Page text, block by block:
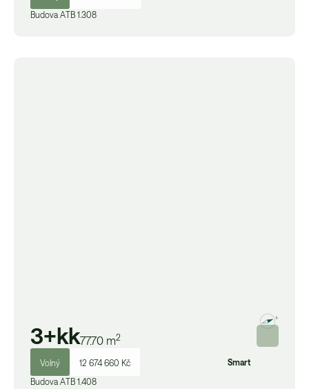
Budova ATB 1.308
3+kk77.70 m2
Volný 12 674 660 Kč
Smart
Budova ATB 1.408